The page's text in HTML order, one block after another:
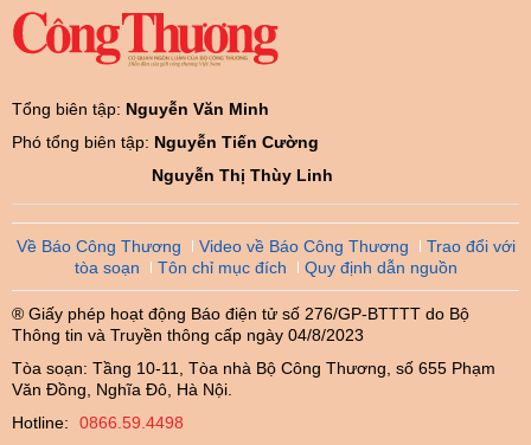
Tổng biên tập: Nguyễn Văn Minh
Phó tổng biên tập: Nguyễn Tiến Cường
Nguyễn Thị Thùy Linh
Về Báo Công Thương Video về Báo Công Thương
Trao đổi với
tòa soạn
Tôn chỉ mục đích Quy định dẫn nguồn
® Giấy phép hoạt động Báo điện tử số 276/GP-BTTTT do Bộ
Thông tin và Truyền thông cấp ngày 04/8/2023
Tòa soạn: Tầng 10-11, Tòa nhà Bộ Công Thương, số 655 Phạm
Văn Đồng, Nghĩa Đô, Hà Nội.
Hotline:
0866.59.4498